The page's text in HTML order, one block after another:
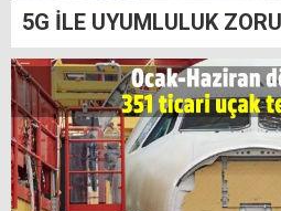
5G İLE UYUMLULUK